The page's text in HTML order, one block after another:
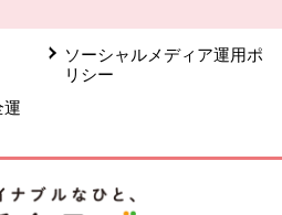
ソーシャルメディア運用ポ
リシー
運